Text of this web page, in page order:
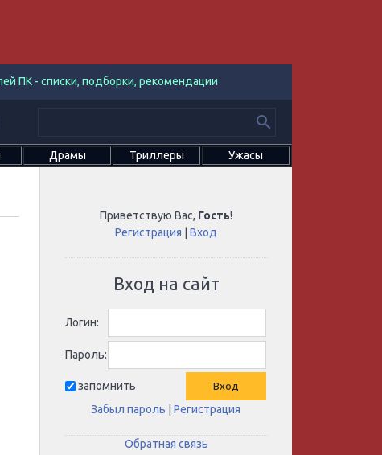
ПК - списки, подборки, рекомендации
Драмы Триллеры Ужасы
Приветствую Вас, Гость!
Регистрация |Вход
Вход на сайт
Логин:
Пароль:
запомнить
Забыл пароль |Регистрация
Обратная связь